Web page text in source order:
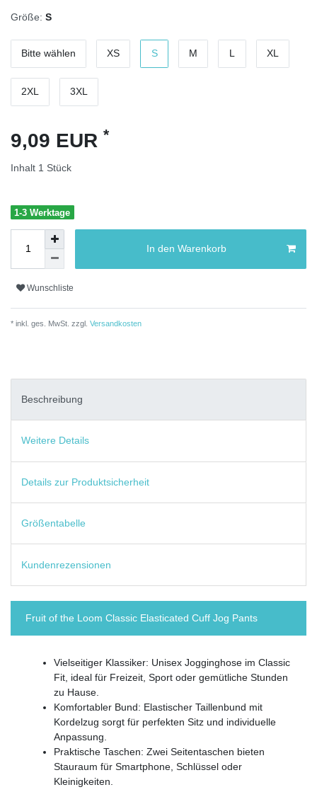
Größe: S
Bitte wählen XS S M L XL
2XL 3XL
9,09 EUR *
Inhalt 1 Stück
1-3 Werktage
In den Warenkorb
Wunschliste
* inkl. ges. MwSt. zzgl. Versandkosten
Beschreibung
Weitere Details
Details zur Produktsicherheit
Größentabelle
Kundenrezensionen
Fruit of the Loom Classic Elasticated Cuff Jog Pants
Vielseitiger Klassiker: Unisex Jogginghose im Classic
Fit, ideal für Freizeit, Sport oder gemütliche Stunden
zu Hause.
Komfortabler Bund: Elastischer Taillenbund mit
Kordelzug sorgt für perfekten Sitz und individuelle
Anpassung.
Praktische Taschen: Zwei Seitentaschen bieten
Stauraum für Smartphone, Schlüssel oder
Kleinigkeiten.